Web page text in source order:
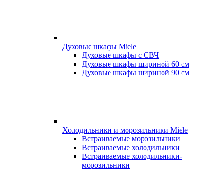
Духовые шкафы Miele
Духовые шкафы с СВЧ
Духовые шкафы шириной 60 см
Духовые шкафы шириной 90 см
Холодильники и морозильники Miele
Встраиваемые морозильники
Встраиваемые холодильники
Встраиваемые холодильники-
морозильники